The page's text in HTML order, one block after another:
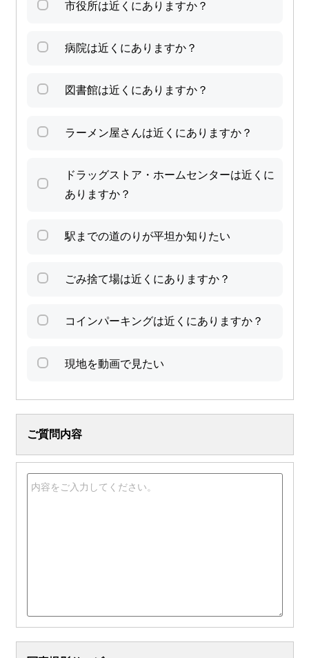
市役所は近くにありますか？
病院は近くにありますか？
図書館は近くにありますか？
ラーメン屋さんは近くにありますか？
ドラッグストア・ホームセンターは近くに
ありますか？
駅までの道のりが平坦か知りたい
ごみ捨て場は近くにありますか？
コインパーキングは近くにありますか？
現地を動画で見たい
ご質問内容